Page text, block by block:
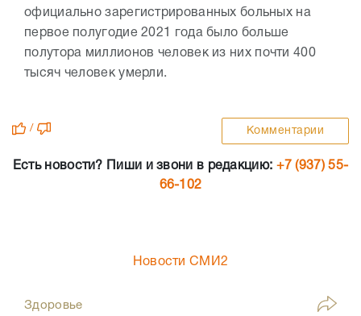
официально зарегистрированных больных на
первое полугодие 2021 года было больше
полутора миллионов человек из них почти 400
тысяч человек умерли.
/ Комментарии
Есть новости? Пиши и звони в редакцию: +7 (937) 55-
66-102
Новости СМИ2
Здоровье